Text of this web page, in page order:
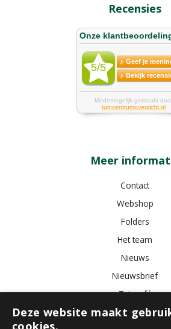
Recensies
Meer
Contact
Webshop
Folders
Het team
Nieuws
Nieuwsbrief
Tuincafé
Vacatures
Deze website maakt
cookies.